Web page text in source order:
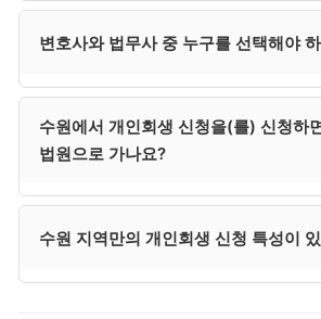
사해행위 취소 대상이 될 수도 있습니다
변호사와 법무사 중 누구를 선택해야
채권자 이의가 예상되거나 복잡한 사건
안전합니다. 법무사는 비용이 낮지만 법
제한이 있어 분쟁 시 변호사를 추가 선
수원에서 개인회생 신청을(를) 신청하
법원으로 가나요?
장안 등 수원 전역이 수원회생법원 관할
수원 지역만의 개인회생 신청 특성이